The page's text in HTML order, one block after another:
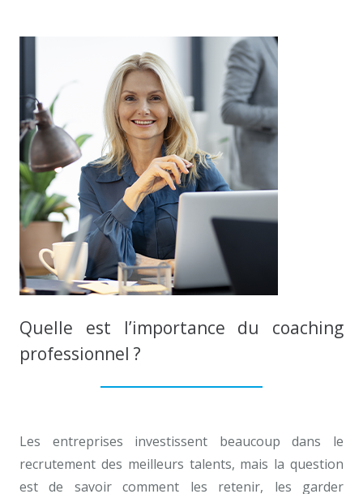
Quelle est l’importance du coaching
professionnel ?
Les entreprises investissent beaucoup dans le
recrutement des meilleurs talents, mais la question
est de savoir comment les retenir, les garder